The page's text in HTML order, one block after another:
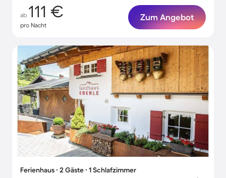
ab 111 €
pro Nacht
Zum Angebot
Ferienhaus ∙ 2 Gäste ∙ 1 Schlafzimmer